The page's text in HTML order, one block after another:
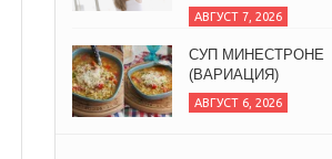
АВГУСТ 7, 2026
СУП МИНЕСТРОНЕ
(ВАРИАЦИЯ)
АВГУСТ 6, 2026